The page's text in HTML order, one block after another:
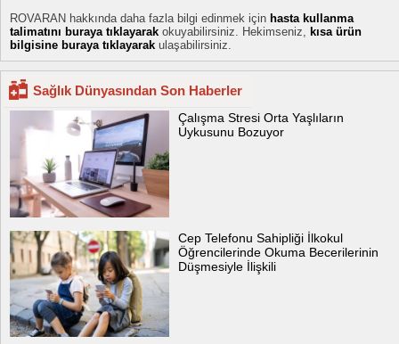
ROVARAN hakkında daha fazla bilgi edinmek için hasta kullanma
talimatını buraya tıklayarak okuyabilirsiniz. Hekimseniz, kısa ürün
bilgisine buraya tıklayarak ulaşabilirsiniz.
Sağlık Dünyasından Son Haberler
Çalışma Stresi Orta Yaşlıların
Uykusunu Bozuyor
Cep Telefonu Sahipliği İlkokul
Öğrencilerinde Okuma Becerilerinin
Düşmesiyle İlişkili